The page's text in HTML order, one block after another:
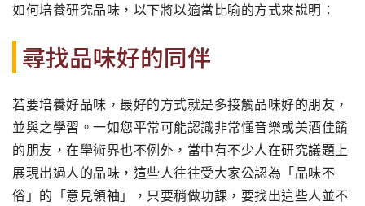
如何培養研究品味，以下將以適當比喻的方式來說明：
尋找品味好的同伴
若要培養好品味，最好的方式就是多接觸品味好的朋友，
並與之學習。一如您平常可能認識非常懂音樂或美酒佳餚
的朋友，在學術界也不例外，當中有不少人在研究議題上
展現出過人的品味，這些人往往受大家公認為「品味不
俗」的「意見領袖」，只要稍做功課，要找出這些人並不